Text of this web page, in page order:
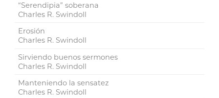
“Serendipia” soberana
Charles R. Swindoll
Erosión
Charles R. Swindoll
Sirviendo buenos sermones
Charles R. Swindoll
Manteniendo la sensatez
Charles R. Swindoll